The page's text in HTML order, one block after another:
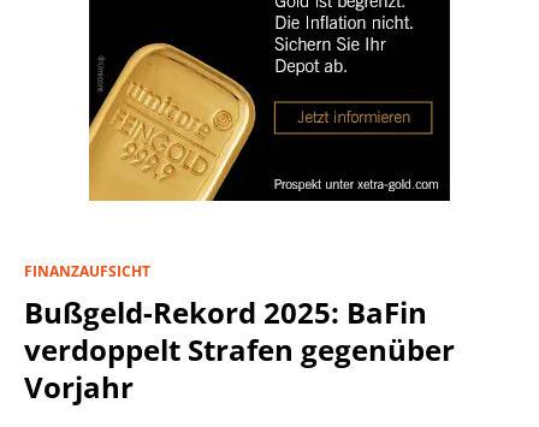
FINANZAUFSICHT
Bußgeld-Rekord 2025: BaFin
verdoppelt Strafen gegenüber
Vorjahr